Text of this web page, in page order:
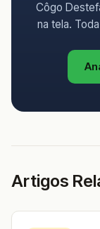
Côgo
na tela.
Artigos